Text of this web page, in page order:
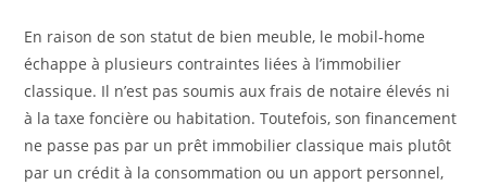
En raison de son statut de bien meuble, le mobil-home
échappe à plusieurs contraintes liées à l’immobilier
classique. Il n’est pas soumis aux frais de notaire élevés ni
à la taxe foncière ou habitation. Toutefois, son financement
ne passe pas par un prêt immobilier classique mais plutôt
par un crédit à la consommation ou un apport personnel,